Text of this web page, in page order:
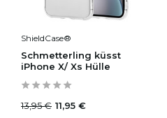
ShieldCase®
Schmetterling küsst
iPhone X/ Xs Hülle
13,95 € 11,95 €